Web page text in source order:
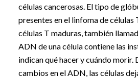
células cancerosas. El tipo de
presentes en el linfoma de células
células T maduras, también
ADN de una célula contiene las
indican qué hacer y cuándo morir.
cambios en el ADN, las células